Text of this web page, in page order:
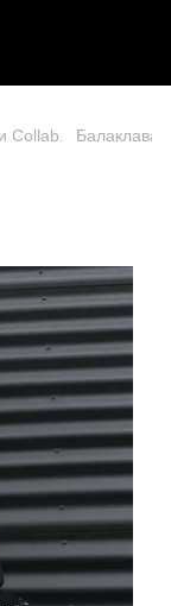
Collab. Балаклава